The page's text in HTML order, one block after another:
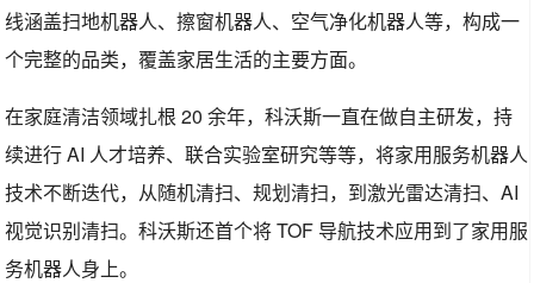
线涵盖扫地机器人、擦窗机器人、空气净化机器人等，构成一
个完整的品类，覆盖家居生活的主要方面。
在家庭清洁领域扎根 20 余年，科沃斯一直在做自主研发，持
续进行 AI 人才培养、联合实验室研究等等，将家用服务机器人
技术不断迭代，从随机清扫、规划清扫，到激光雷达清扫、AI
视觉识别清扫。科沃斯还首个将 TOF 导航技术应用到了家用服
务机器人身上。